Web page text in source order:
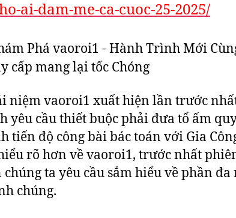
ai-dam-me-ca-cuoc-25-2025/
niệm vaoroi1 xuất hiện lần trước
yêu cầu thiết buộc phải đưa tổ ấm
tiến độ công bài bác toán với Gia
rõ hơn về vaoroi1, trước nhất
chúng ta yêu cầu sắm hiểu về phần đa
chúng.